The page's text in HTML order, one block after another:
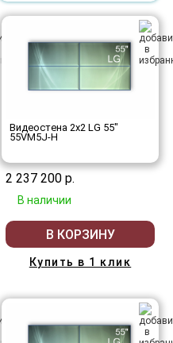
Видеостена 2x2 LG 55"
55VM5J-H
2 237 200 р.
В наличии
В КОРЗИНУ
Купить в 1 клик